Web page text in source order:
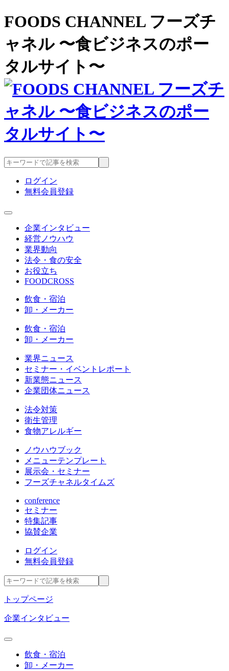
FOODS CHANNEL フーズチ
ャネル 〜食ビジネスのポー
タルサイト〜
ログイン
無料会員登録
企業インタビュー
経営ノウハウ
業界動向
法令・食の安全
お役立ち
FOODCROSS
飲食・宿泊
卸・メーカー
飲食・宿泊
卸・メーカー
業界ニュース
セミナー・イベントレポート
新業態ニュース
企業団体ニュース
法令対策
衛生管理
食物アレルギー
ノウハウブック
メニューテンプレート
展示会・セミナー
フーズチャネルタイムズ
conference
セミナー
特集記事
協賛企業
ログイン
無料会員登録
トップページ
企業インタビュー
飲食・宿泊
卸・メーカー